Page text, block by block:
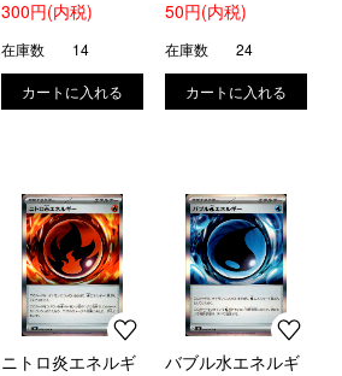
300円(内税)
在庫数 14
(078/080)
50円(内税)
在庫数 24
ニトロ炎エネルギ
バブル水エネルギ